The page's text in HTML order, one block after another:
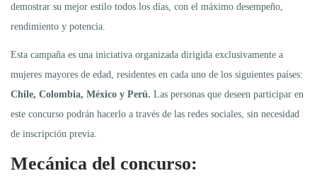
demostrar su mejor estilo todos los días, con el máximo desempeño,
rendimiento y potencia.
Esta campaña es una iniciativa organizada dirigida exclusivamente a
mujeres mayores de edad, residentes en cada uno de los siguientes países:
Chile, Colombia, México y Perú. Las personas que deseen participar en
este concurso podrán hacerlo a través de las redes sociales, sin necesidad
de inscripción previa.
Mecánica del concurso: